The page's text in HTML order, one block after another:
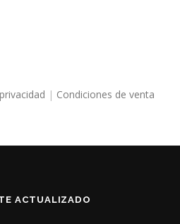
| Condiciones de venta
ACTUALIZADO